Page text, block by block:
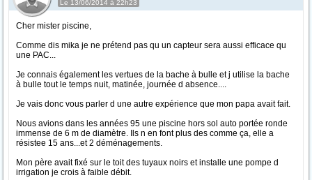
Le 13/06/2014 à 22h23
Cher mister piscine,
Comme dis mika je ne prétend pas qu un capteur sera aussi efficace qu
une PAC...
Je connais également les vertues de la bache à bulle et j utilise la bache
à bulle tout le temps nuit, matinée, journée d absence....
Je vais donc vous parler d une autre expérience que mon papa avait fait.
Nous avions dans les années 95 une piscine hors sol auto portée ronde
immense de 6 m de diamètre. Ils n en font plus des comme ça, elle a
résistee 15 ans...et 2 déménagements.
Mon père avait fixé sur le toit des tuyaux noirs et installe une pompe d
irrigation je crois à faible débit.